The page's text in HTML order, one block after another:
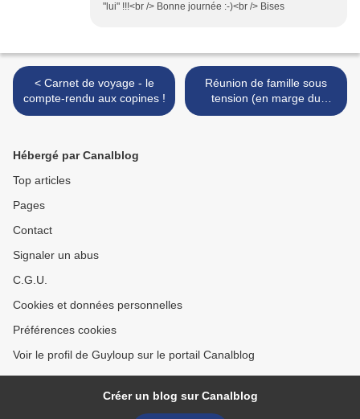
"lui" !!!<br /> Bonne journée :-)<br /> Bises
< Carnet de voyage - le
compte-rendu aux copines !
Réunion de famille sous
tension (en marge du
Carnet de voyage) >
Hébergé par Canalblog
Top articles
Pages
Contact
Signaler un abus
C.G.U.
Cookies et données personnelles
Préférences cookies
Voir le profil de Guyloup sur le portail Canalblog
Créer un blog sur Canalblog